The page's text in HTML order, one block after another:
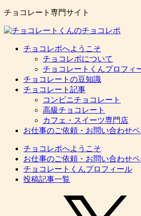
チョコレート専門サイト
チョコレポへようこそ
チョコレポについて
チョコレートくんプロフィ
チョコレートの豆知識
チョコレート記事
コンビニチョコレート
高級チョコレート
カフェ・スイーツ専門店
お仕事のご依頼・お問い合わせ
チョコレポへようこそ
お仕事のご依頼・お問い合わせ
チョコレートくんプロフィール
投稿記事一覧